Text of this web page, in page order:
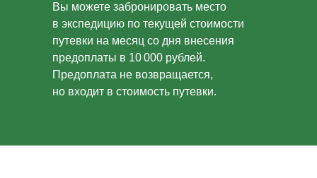
Вы можете забронировать место
в экспедицию по текущей стоимости
путевки на месяц со дня внесения
предоплаты в 10 000 рублей.
Предоплата не возвращается,
но входит в стоимость путевки.